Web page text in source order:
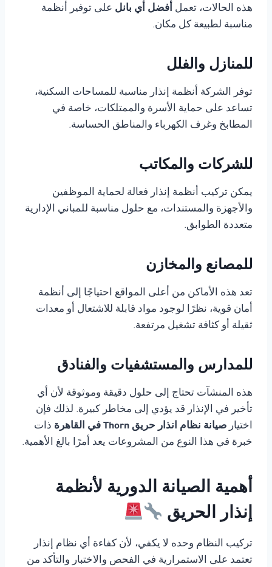
هذه الحالات، تعمل أفضل أي بانل على توفير أنظمة
مناسبة لطبيعة كل مكان.
للمنازل والفلل
توفر الشركة أنظمة إنذار مناسبة للمساحات السكنية،
تساعد على حماية الأسرة والممتلكات، خاصة في
المطابخ وغرف الكهرباء والمناطق الحساسة.
للشركات والمكاتب
يمكن تركيب أنظمة إنذار فعالة لحماية الموظفين
والأجهزة والمستندات، مع حلول مناسبة للمباني الإدارية
متعددة الطوابق.
للمصانع والمخازن
تعد هذه الأماكن من أعلى المواقع احتياجًا إلى أنظمة
أمان قوية، نظرًا لوجود مواد قابلة للاشتعال أو معدات
ثقيلة أو كثافة تشغيل مرتفعة.
للمدارس والمستشفيات والفنادق
هذه المنشآت تحتاج إلى حلول دقيقة وموثوقة لأن أي
تأخير في الإنذار قد يؤدي إلى مخاطر كبيرة. لذلك فإن
اختيار صيانة نظام انذار حريق Thorn في القاهرة
ذات
خبرة في هذا النوع من المشروعات يعد أمرًا بالغ الأهمية.
أهمية الصيانة الدورية لأنظمة
إنذار الحريق
تركيب النظام وحده لا يكفي، لأن كفاءة أي نظام إنذار
تعتمد على الاستمرارية في الفحص والاختبار والتأكد من